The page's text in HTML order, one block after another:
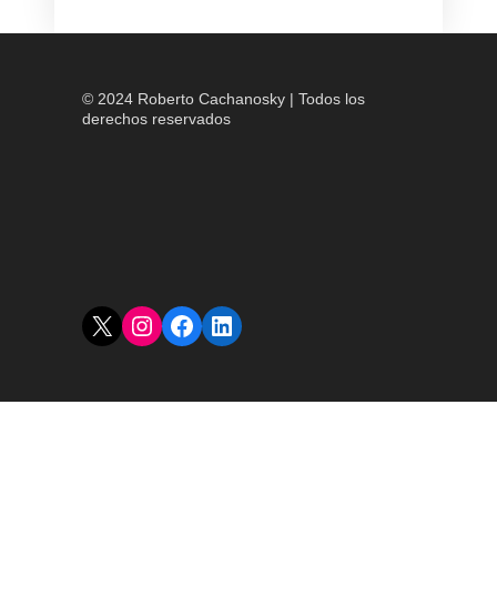
© 2024 Roberto Cachanosky | Todos los
derechos reservados
X Instagram
Facebook
LinkedIn